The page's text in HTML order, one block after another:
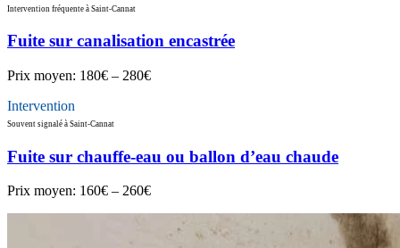
Intervention fréquente à Saint-Cannat
Fuite sur canalisation encastrée
Prix moyen: 180€ – 280€
Intervention
Souvent signalé à Saint-Cannat
Fuite sur chauffe-eau ou ballon d’eau chaude
Prix moyen: 160€ – 260€